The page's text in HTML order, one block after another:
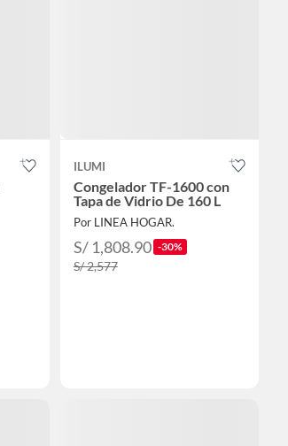
ILUMI
Congelador TF-1600 con
Tapa de Vidrio De 160 L
Por LINEA HOGAR.
S/ 1,808.90 -30%
S/ 2,577